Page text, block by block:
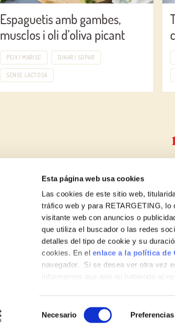
Esta página web usa cookies
Las cookies de este sitio web,
tráfico web y para RETARGETING,
visitante web con anuncios o
que utiliza el buscador o las redes
detalles del tipo de cookie y su
cookies. En el enlace a la política de
navegador. Si se desea ver otra vez
informamos que aún no habiendo
de
Necesario Preferencias
Espaguetis amb gambes,
musclos i oli d’oliva picant
PEIX I MARISC DINAR I SOPAR
SENSE LACTOSA
Vols